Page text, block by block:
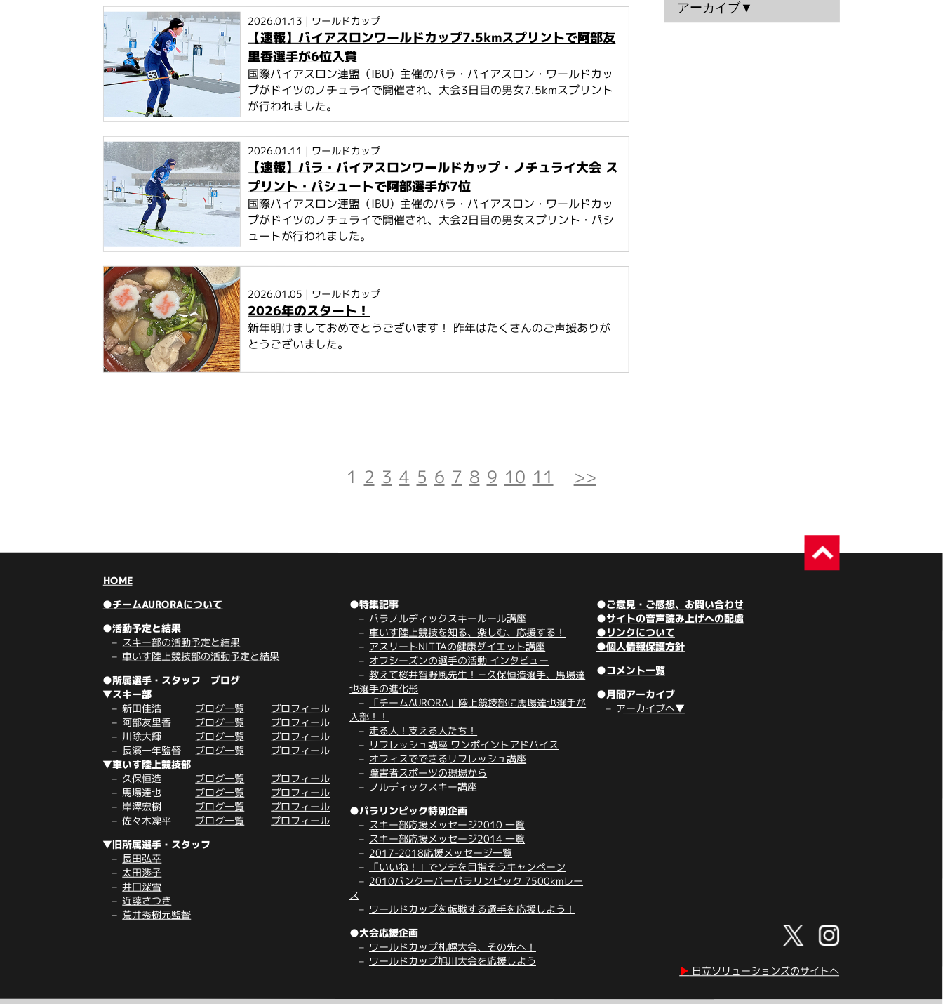
2026.01.13 | ワールドカップ
【速報】バイアスロンワールドカップ7.5kmスプリントで阿部友
里香選手が6位入賞
国際バイアスロン連盟（IBU）主催のパラ・バイアスロン・ワールドカッ
プがドイツのノチュライで開催され、大会3日目の男女7.5kmスプリント
が行われました。
2026.01.11 | ワールドカップ
【速報】パラ・バイアスロンワールドカップ・ノチュライ大会 ス
プリント・パシュートで阿部選手が7位
国際バイアスロン連盟（IBU）主催のパラ・バイアスロン・ワールドカッ
プがドイツのノチュライで開催され、大会2日目の男女スプリント・パシ
ュートが行われました。
2026.01.05 | ワールドカップ
2026年のスタート！
新年明けましておめでとうございます！ 昨年はたくさんのご声援ありが
とうございました。
アーカイブ▼
1 2 3 4 5 6 7 8 9 10 11 >>
HOME
●チームAURORAについて
●活動予定と結果
スキー部の活動予定と結果
車いす陸上競技部の活動予定と結果
●所属選手・スタッフ ブログ
▼スキー部
新田佳浩 ブログ一覧 プロフィール
阿部友里香 ブログ一覧 プロフィール
川除大輝 ブログ一覧 プロフィール
長濱一年監督 ブログ一覧 プロフィール
▼車いす陸上競技部
久保恒造 ブログ一覧 プロフィール
馬場達也 ブログ一覧 プロフィール
岸澤宏樹 ブログ一覧 プロフィール
佐々木凜平 ブログ一覧 プロフィール
▼旧所属選手・スタッフ
長田弘幸
太田渉子
井口深雪
近藤さつき
荒井秀樹元監督
●特集記事
パラノルディックスキールール講座
車いす陸上競技を知る、楽しむ、応援する！
アスリートNITTAの健康ダイエット講座
オフシーズンの選手の活動 インタビュー
教えて桜井智野風先生！－久保恒造選手、馬場達
也選手の進化形
「チームAURORA」陸上競技部に馬場達也選手が
入部！！
走る人！支える人たち！
リフレッシュ講座 ワンポイントアドバイス
オフィスでできるリフレッシュ講座
障害者スポーツの現場から
ノルディックスキー講座
●パラリンピック特別企画
スキー部応援メッセージ2010 一覧
スキー部応援メッセージ2014 一覧
2017-2018応援メッセージ一覧
「いいね！」でソチを目指そうキャンペーン
2010バンクーバーパラリンピック 7500kmレー
ス
ワールドカップを転戦する選手を応援しよう！
●大会応援企画
ワールドカップ札幌大会、その先へ！
ワールドカップ旭川大会を応援しよう
●ご意見・ご感想、お問い合わせ
●サイトの音声読み上げへの配慮
●リンクについて
●個人情報保護方針
●コメント一覧
●月間アーカイブ
アーカイブへ▼
▶︎ 日立ソリューションズのサイトへ